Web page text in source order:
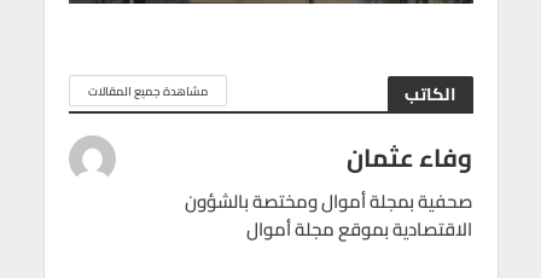
الكاتب مشاهدة جميع المقالات
وفاء عثمان
صحفية بمجلة أموال ومختصة بالشؤون
الاقتصادية بموقع مجلة أموال